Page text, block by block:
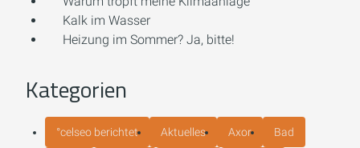
Kalk im Wasser
Heizung im Sommer? Ja, bitte!
Kategorien
°celseo berichtet Aktuelles Axor Bad